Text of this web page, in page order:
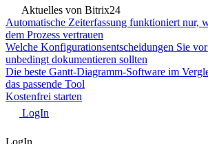
Aktuelles von Bitrix24
Automatische Zeiterfassung funktioniert nur,
dem Prozess vertrauen
Welche Konfigurationsentscheidungen Sie
unbedingt dokumentieren sollten
Die beste Gantt-Diagramm-Software im
das passende Tool
Kostenfrei starten
LogIn
LogIn